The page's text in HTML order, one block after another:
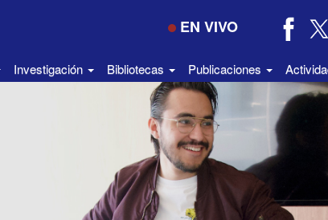
EN VIVO
Investigación Bibliotecas Publicaciones